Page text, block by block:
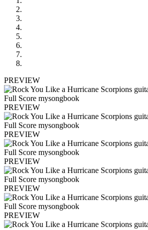
PREVIEW
PREVIEW
PREVIEW
PREVIEW
PREVIEW
PREVIEW